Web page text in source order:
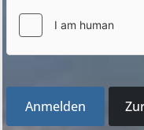
Anmelden